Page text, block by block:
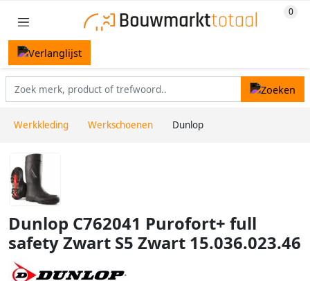
Werkkleding Werkschoenen Dunlop
Dunlop C762041 Purofort+ full
safety Zwart S5 Zwart 15.036.023.46